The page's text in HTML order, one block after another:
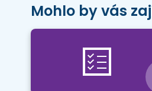
Mohlo by vás